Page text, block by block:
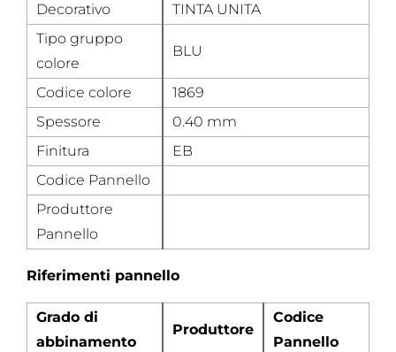
Decorativo
TINTA UNITA
Tipo gruppo
colore
BLU
Codice colore
1869
Spessore
0.40 mm
Finitura
EB
Codice Pannello
Produttore
Pannello
Riferimenti pannello
Grado di
abbinamento
Produttore
Codice
Pannello